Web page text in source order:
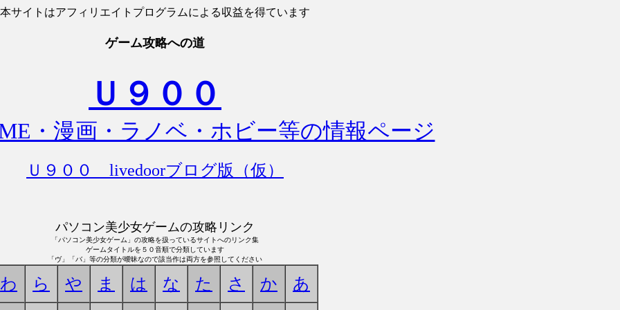
本サイトはアフィリエイトプログラムによる収益を得ています
ゲーム攻略への道
Ｕ９００
・漫画・ラノベ・ホビー等の情報ページ
Ｕ９００ livedoorブログ版（仮）
パソコン美少女ゲームの攻略リンク
「パソコン美少女ゲーム」の攻略を扱っているサイトへのリンク集
ゲームタイトルを５０音順で分類しています
「ヴ」「バ」等の分類が曖昧なので該当作は両方を参照してください
わ ら や ま は な た さ か あ